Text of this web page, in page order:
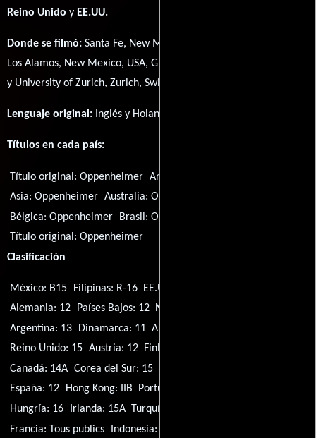
Reino Unido y EE.UU.
Donde se filmó: Santa Fe, New Mexico, USA, New Mexico, USA,
Los Alamos, New Mexico, USA, Grossmünster, Zurich, Switzerland
y University of Zurich, Zurich, Switzerland.
Lenguaje original: Inglés y Holandés
Títulos en cada país:
Título original:Oppenheimer Argentina:
Asia:Oppenheimer Australia: Oppenheimer
Bélgica:Oppenheimer Brasil: Oppenheimer
Título original:Oppenheimer
Clasificación
México: B15 Filipinas: R-16 EE.UU.: R
Alemania: 12
Países Bajos: 12 Nueva Zelanda: M
Argentina: 13
Dinamarca: 11 Australia: MA15+
Reino Unido: 15 Austria: 12 Finlandia: K-12
Canadá: 14A Corea del Sur: 15
España: 12
Hong Kong: IIB Portugal: M/14
Hungría: 16
Irlanda: 15A Turquía: 13+
Francia: Tous publics
Indonesia: 13+